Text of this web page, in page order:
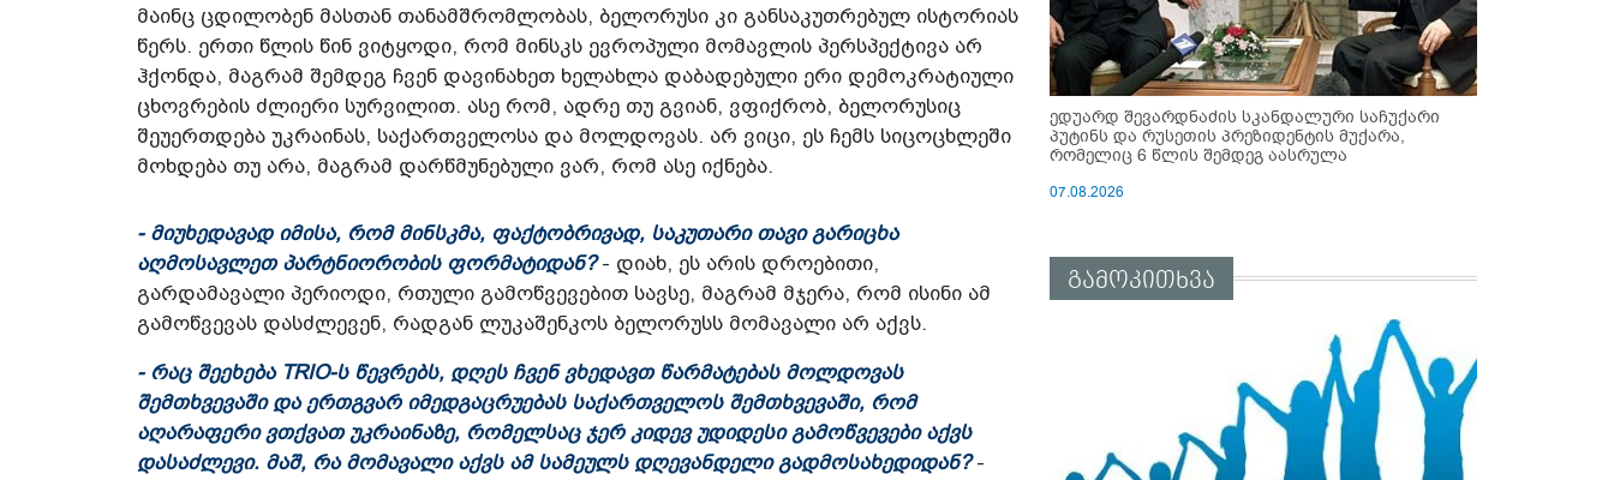
მაინც ცდილობენ მასთან თანამშრომლობას, ბელორუსი კი განსაკუთრებულ ისტორიას
წერს. ერთი წლის წინ ვიტყოდი, რომ მინსკს ევროპული მომავლის პერსპექტივა არ
ჰქონდა, მაგრამ შემდეგ ჩვენ დავინახეთ ხელახლა დაბადებული ერი დემოკრატიული
ცხოვრების ძლიერი სურვილით. ასე რომ, ადრე თუ გვიან, ვფიქრობ, ბელორუსიც
შეუერთდება უკრაინას, საქართველოსა და მოლდოვას. არ ვიცი, ეს ჩემს სიცოცხლეში
მოხდება თუ არა, მაგრამ დარწმუნებული ვარ, რომ ასე იქნება.
- მიუხედავად იმისა, რომ მინსკმა, ფაქტობრივად, საკუთარი თავი გარიცხა
აღმოსავლეთ პარტნიორობის ფორმატიდან?- დიახ, ეს არის დროებითი,
გარდამავალი პერიოდი, რთული გამოწვევებით სავსე, მაგრამ მჯერა, რომ ისინი ამ
გამოწვევას დასძლევენ, რადგან ლუკაშენკოს ბელორუსს მომავალი არ აქვს.
- რაც შეეხება TRIO-ს წევრებს, დღეს ჩვენ ვხედავთ წარმატებას მოლდოვას
შემთხვევაში და ერთგვარ იმედგაცრუებას საქართველოს შემთხვევაში, რომ
აღარაფერი ვთქვათ უკრაინაზე, რომელსაც ჯერ კიდევ უდიდესი გამოწვევები აქვს
დასაძლევი. მაშ, რა მომავალი აქვს ამ სამეულს დღევანდელი გადმოსახედიდან?-
ედუარდ შევარდნაძის სკანდალური საჩუქარი
პუტინს და რუსეთის პრეზიდენტის მუქარა,
რომელიც 6 წლის შემდეგ აასრულა
07.08.2026
გამოკითხვა